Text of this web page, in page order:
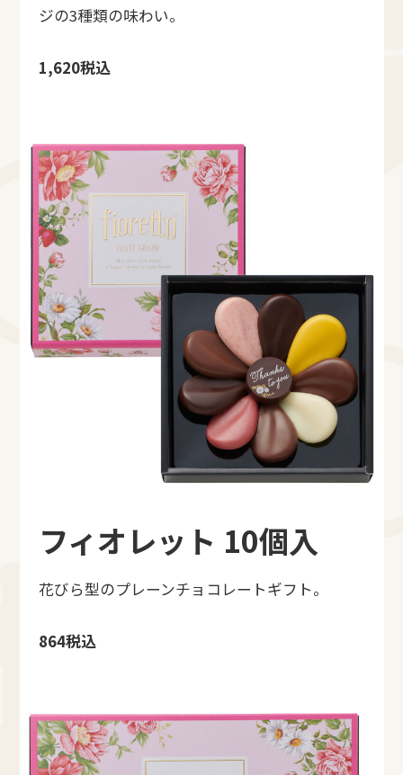
ジの3種類の味わい。
1,620税込
フィオレット 10個入
花びら型のプレーンチョコレートギフト。
864税込